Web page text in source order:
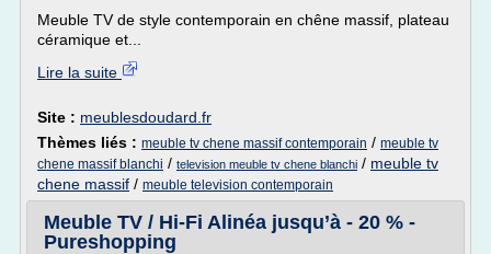
Meuble TV de style contemporain en chêne massif, plateau
céramique et...
Lire la suite
Site : meublesdoudard.fr
Thèmes liés : meuble tv chene massif contemporain / meuble tv
chene massif blanchi / television meuble tv chene blanchi / meuble tv
chene massif / meuble television contemporain
Meuble TV / Hi-Fi Alinéa jusqu’à - 20 % -
Pureshopping